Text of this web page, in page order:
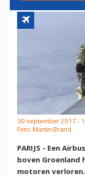
30 september 2017 -
Foto: Martin Brand
PARIJS - Een
boven Groenland
motoren